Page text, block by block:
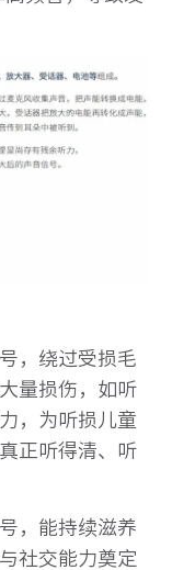
，绕过受损毛
量损伤，如听
，为听损儿童
正听得清、听
，能持续滋养
社交能力奠定